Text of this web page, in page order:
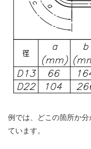
例では、どこの箇所か
ています。